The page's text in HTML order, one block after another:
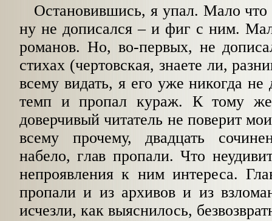
Остановившись, я упал. Мало что
ну не дописался – и фиг с ним.
романов. Но, во-первых, не
стихах (чертовская, знаете ли,
всему видать, я его уже никогда
темп и пропал кураж. К тому
доверчивый читатель не поверит
всему прочему, двадцать
набело, глав пропали. Что
непроявления к ним интереса.
пропали и из архивов и из
исчезли, как выяснилось,